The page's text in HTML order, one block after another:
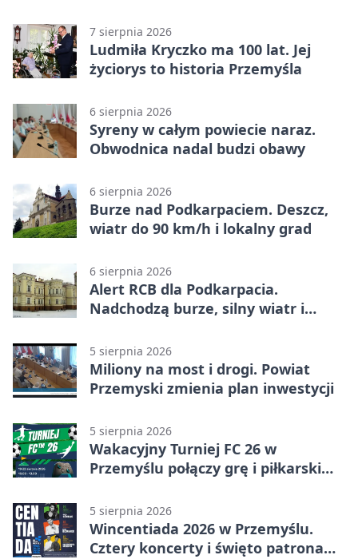
7 sierpnia 2026
Ludmiła Kryczko ma 100 lat. Jej
życiorys to historia Przemyśla
6 sierpnia 2026
Syreny w całym powiecie naraz.
Obwodnica nadal budzi obawy
6 sierpnia 2026
Burze nad Podkarpaciem. Deszcz,
wiatr do 90 km/h i lokalny grad
6 sierpnia 2026
Alert RCB dla Podkarpacia.
Nadchodzą burze, silny wiatr i
5 sierpnia 2026
Miliony na most i drogi. Powiat
Przemyski zmienia plan inwestycji
5 sierpnia 2026
Wakacyjny Turniej FC 26 w
Przemyślu połączy grę i piłkarski
5 sierpnia 2026
Wincentiada 2026 w Przemyślu.
Cztery koncerty i święto patrona